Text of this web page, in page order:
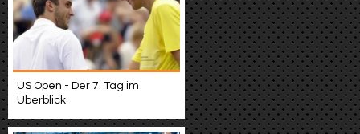
US Open - Der 7. Tag im
Überblick